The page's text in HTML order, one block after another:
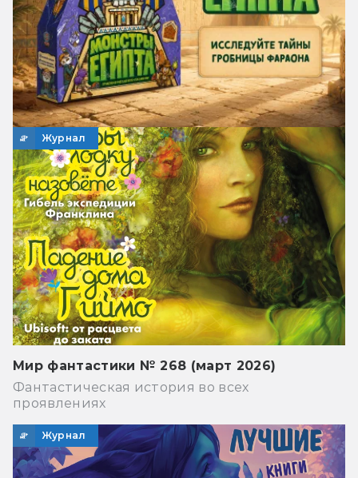
Журнал
Мир фантастики № 268 (март 2026)
Фантастическая история во всех
проявлениях
Журнал